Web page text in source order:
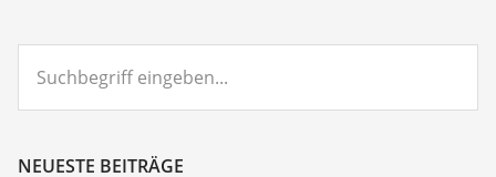
eingeben...
NEUESTE BEITRÄGE